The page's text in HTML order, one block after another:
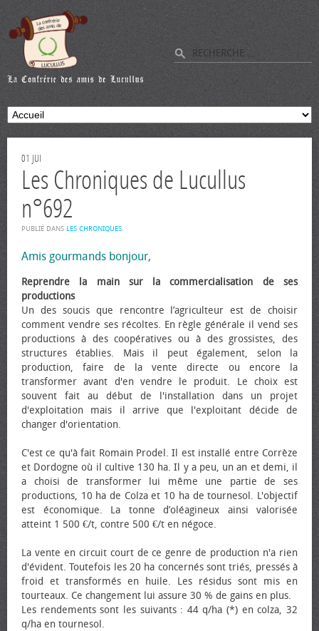
01 JUI
Les Chroniques de Lucullus
n°692
PUBLIÉ DANS LES CHRONIQUES.
Amis gourmands bonjour,
Reprendre la main sur la commercialisation de ses
productions
Un des soucis que rencontre l’agriculteur est de choisir
comment vendre ses récoltes. En règle générale il vend ses
productions à des coopératives ou à des grossistes, des
structures établies. Mais il peut également, selon la
production, faire de la vente directe ou encore la
transformer avant d'en vendre le produit. Le choix est
souvent fait au début de l'installation dans un projet
d'exploitation mais il arrive que l'exploitant décide de
changer d'orientation.
C'est ce qu'à fait Romain Prodel. Il est installé entre Corrèze
et Dordogne où il cultive 130 ha. Il y a peu, un an et demi, il
a choisi de transformer lui même une partie de ses
productions, 10 ha de Colza et 10 ha de tournesol. L'objectif
est économique. La tonne d’oléagineux ainsi valorisée
atteint 1 500 €/t, contre 500 €/t en négoce.
La vente en circuit court de ce genre de production n'a rien
d'évident. Toutefois les 20 ha concernés sont triés, pressés à
froid et transformés en huile. Les résidus sont mis en
tourteaux. Ce changement lui assure 30 % de gains en plus.
Les rendements sont les suivants : 44 q/ha (*) en colza, 32
q/ha en tournesol.